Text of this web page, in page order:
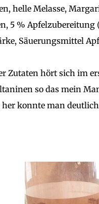
helle Melasse,
5 %
Säuerungsmittel
Zutaten hört sich im
so das mein
her konnte man